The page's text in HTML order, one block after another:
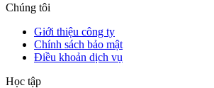
Chúng tôi
Giới thiệu công ty
Chính sách bảo mật
Điều khoản dịch vụ
Học tập